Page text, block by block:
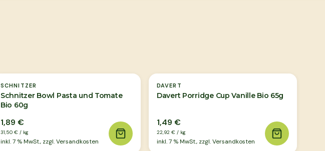
SCHNITZER
Schnitzer Bowl Pasta und Tomate
Bio 60g
1,89 €
31,50 € / kg
inkl.7 % MwSt., zzgl. Versandkosten
DAVERT
Davert Porridge Cup Vanille Bio 65g
1,49 €
22,92 € / kg
inkl.7 % MwSt., zzgl. Versandkosten